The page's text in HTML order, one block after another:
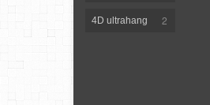
4D ultrahang 2